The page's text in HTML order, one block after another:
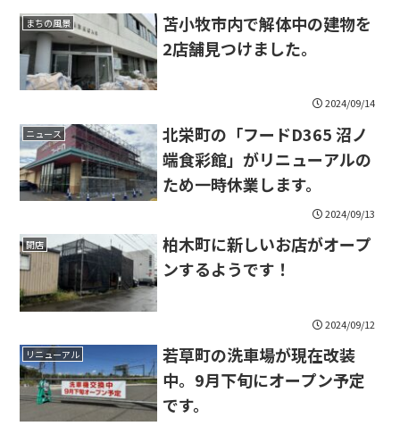
まちの風景
苫小牧市内で解体中の建物を
2店舗見つけました。
2024/09/14
ニュース
北栄町の「フードD365 沼ノ
端食彩館」がリニューアルの
ため一時休業します。
2024/09/13
開店
柏木町に新しいお店がオープ
ンするようです！
2024/09/12
リニューアル
若草町の洗車場が現在改装
中。9月下旬にオープン予定
です。